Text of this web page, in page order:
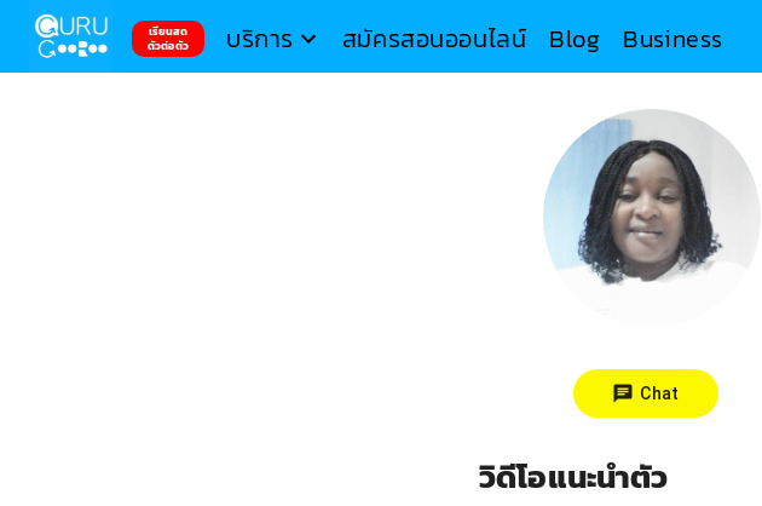
เรียนสด
ตัวต่อตัว
บริการ สมัครสอนออนไลน์ Blog Business
Chat
วิดีโอแนะนำตัว